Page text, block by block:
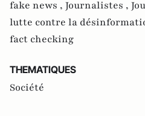
fake news , Journalistes ,
lutte contre la
fact checking
THEMATIQUES
Société